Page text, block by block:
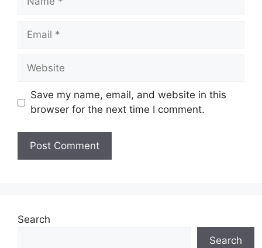
Save my name, email, and website in this
browser for the next time I comment.
Search
Search